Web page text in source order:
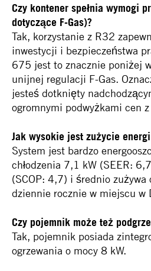
Czy kontener spełnia wymogi
dotyczące F-Gas)?
Tak, korzystanie z R32
inwestycji i bezpieczeństwa
675 jest to znacznie poniżej
unijnej regulacji F-Gas.
jesteś dotknięty
ogromnymi podwyżkami cen
Jak wysokie jest zużycie
System jest bardzo
chłodzenia 7,1 kW (SEER:
(SCOP: 4,7) i średnio zużywa
dziennie rocznie w miejscu w
Czy pojemnik może też
Tak, pojemnik posiada
ogrzewania o mocy 8 kW.